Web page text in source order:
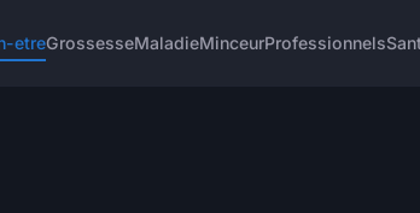
etreGrossesseMaladieMinceurProfessionnels